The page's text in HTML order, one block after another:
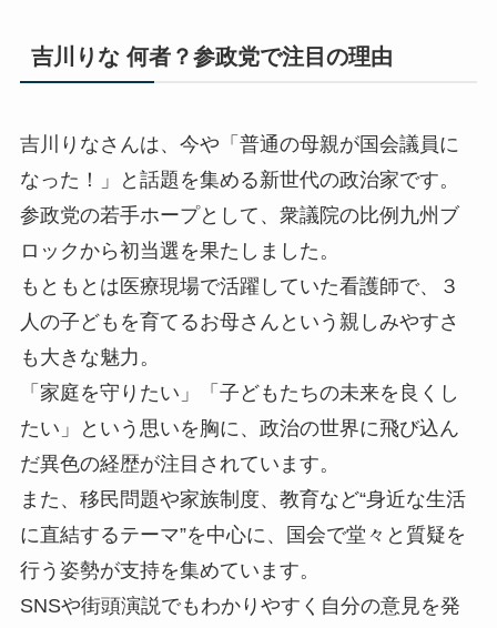
吉川りな 何者？参政党で注目の理由
吉川りなさんは、今や「普通の母親が国会議員に
なった！」と話題を集める新世代の政治家です。
参政党の若手ホープとして、衆議院の比例九州ブ
ロックから初当選を果たしました。
もともとは医療現場で活躍していた看護師で、３
人の子どもを育てるお母さんという親しみやすさ
も大きな魅力。
「家庭を守りたい」「子どもたちの未来を良くし
たい」という思いを胸に、政治の世界に飛び込ん
だ異色の経歴が注目されています。
また、移民問題や家族制度、教育など“身近な生活
に直結するテーマ”を中心に、国会で堂々と質疑を
行う姿勢が支持を集めています。
SNSや街頭演説でもわかりやすく自分の意見を発